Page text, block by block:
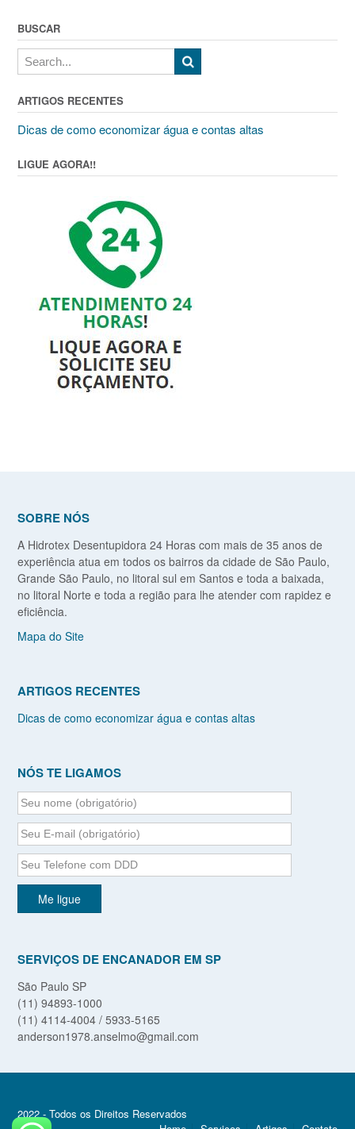
BUSCAR
ARTIGOS RECENTES
Dicas de como economizar água e contas altas
LIGUE AGORA!!
SOBRE NÓS
A Hidrotex Desentupidora 24 Horas com mais de 35 anos de
experiência atua em todos os bairros da cidade de São Paulo,
Grande São Paulo, no litoral sul em Santos e toda a baixada,
no litoral Norte e toda a região para lhe atender com rapidez e
eficiência.
Mapa do Site
ARTIGOS RECENTES
Dicas de como economizar água e contas altas
NÓS TE LIGAMOS
SERVIÇOS DE ENCANADOR EM SP
São Paulo SP
(11) 94893-1000
(11) 4114-4004 / 5933-5165
anderson1978.anselmo@gmail.com
2022 - Todos os Direitos Reservados